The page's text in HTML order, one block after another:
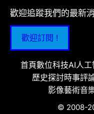
歡迎追蹤我們的最新
歡迎訂閱 !
首頁數位科技AI人工
歷史探討時事評
影像藝術音
© 2008-